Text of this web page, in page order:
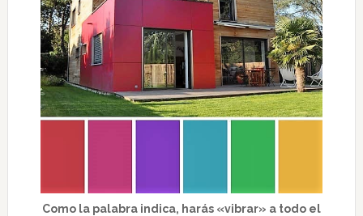
Como la palabra indica, harás «vibrar» a todo el